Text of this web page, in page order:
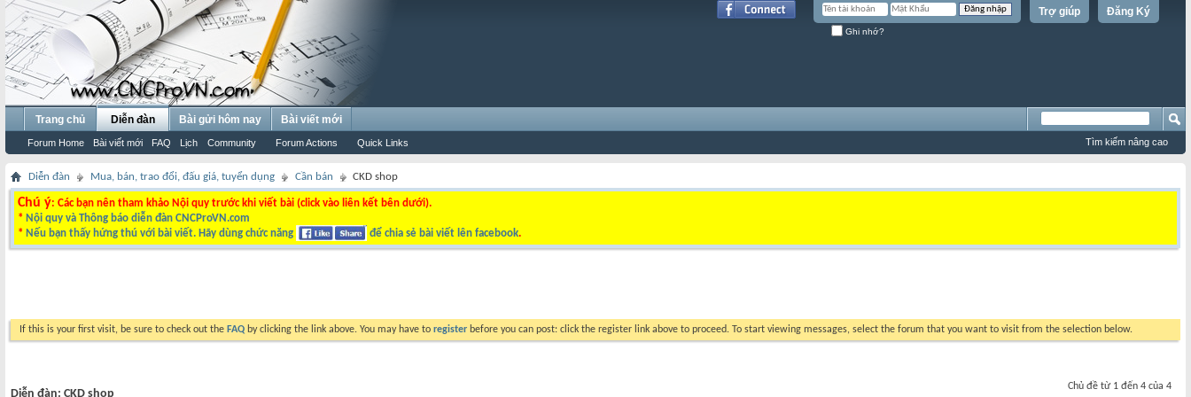
Đăng Ký
Trợ giúp
Ghi nhớ?
Trang chủ Diễn đàn
Forum Home Bài viết mới FAQ Lịch Community Forum Actions Quick Links
Bài gửi hôm nay Bài viết mới
Tìm kiếm nâng cao
Diễn đàn Mua, bán, trao đổi, đấu giá, tuyển dụng Cần bán CKD shop
Chú ý: Các bạn nên tham khảo Nội quy trước khi viết bài (click vào liên kết bên dưới).
* Nội quy và Thông báo diễn đàn CNCProVN.com
* Nếu bạn thấy hứng thú với bài viết. Hãy dùng chức năng để chia sẻ bài viết lên facebook.
If this is your first visit, be sure to check out the FAQ by clicking the link above. You may have to register before you can post: click the register link above to proceed. To start viewing messages, select the forum that you want to visit from the selection below.
Chủ đề từ 1 đến 4 của 4
Diễn đàn: CKD shop